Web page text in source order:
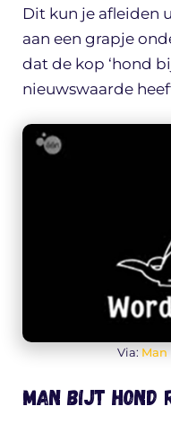
Dit kun je afleiden
aan een grapje
dat de kop ‘hond
nieuwswaarde
Via:
Man Bijt Hond